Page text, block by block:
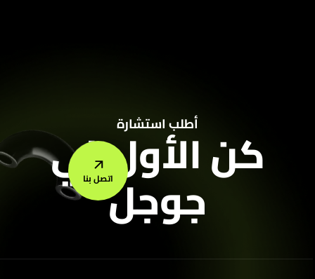
أطلب استشارة
كن الأول في
جوجلاتصل بنا